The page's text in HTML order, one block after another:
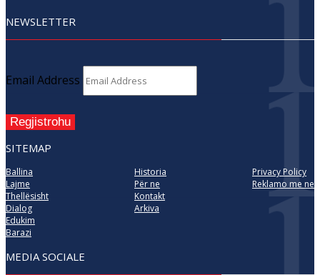
NEWSLETTER
Email Address
Regjistrohu
SITEMAP
Ballina
Lajme
Thellësisht
Dialog
Edukim
Barazi
Historia
Për ne
Kontakt
Arkiva
Privacy Policy
Reklamo me ne
MEDIA SOCIALE